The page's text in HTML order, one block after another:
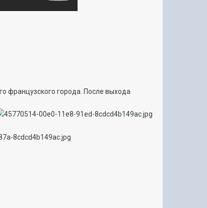
французского города. После выхода